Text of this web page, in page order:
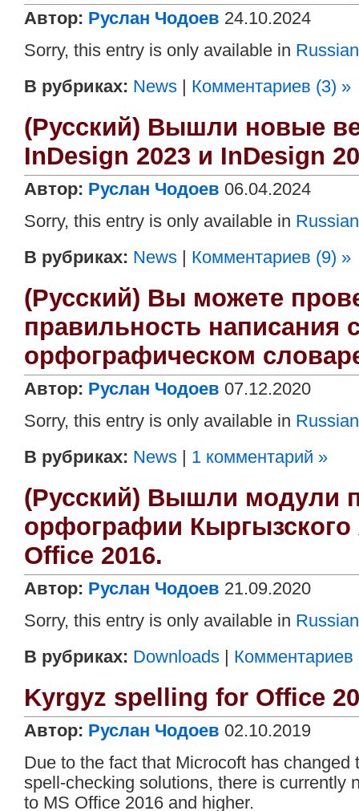
Автор: Руслан Чодоев 24.10.2024
Sorry, this entry is only available in Russian
В рубриках: News Комментариев (3) »
(Русский) Вышли новые
InDesign 2023 и InDesign
Автор: Руслан Чодоев 06.04.2024
Sorry, this entry is only available in Russian
В рубриках: News Комментариев (9) »
(Русский) Вы можете
правильность написания
орфографическом
Автор: Руслан Чодоев 07.12.2020
Sorry, this entry is only available in Russian
В рубриках: News 1 комментарий »
(Русский) Вышли модули
орфографии Кыргызского
Office 2016.
Автор: Руслан Чодоев 21.09.2020
Sorry, this entry is only available in Russian
В рубриках: Downloads Комментариев
Kyrgyz spelling for Office
Автор: Руслан Чодоев 02.10.2019
Due to the fact that Microcoft has
spell-checking solutions, there is currently
to MS Office 2016 and higher.